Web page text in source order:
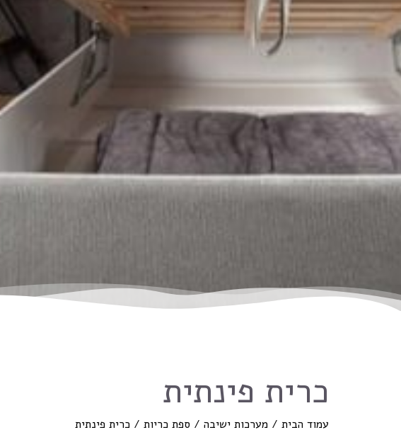
כרית פינתית
עמוד הבית / מערכות ישיבה / ספת כריות / כרית פינתית